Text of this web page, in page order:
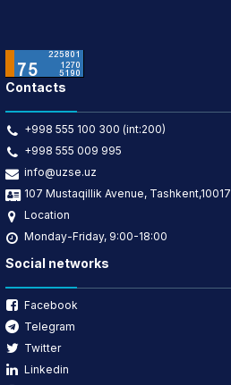
Contacts
+998 555 100 300 (int:200)
+998 555 009 995
info@uzse.uz
107 Mustaqillik Avenue,
Location
Monday-Friday, 9:00-18:00
Social networks
Facebook
Telegram
Twitter
Linkedin